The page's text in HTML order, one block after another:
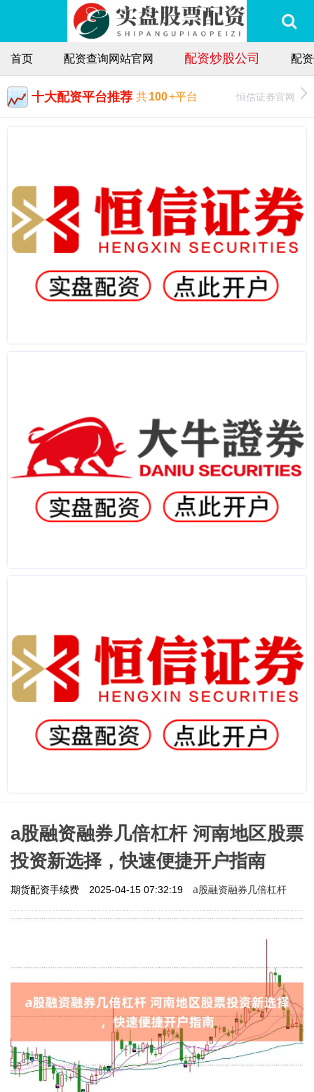
首页 配资查询网站官网 配资炒股公司 配
十大配资平台推荐 共100+平台 恒信证券官网
a股融资融券几倍杠杆 河南地区股票
投资新选择，快速便捷开户指南
期货配资手续费 2025-04-15 07:32:19 a股融资融券几倍杠杆